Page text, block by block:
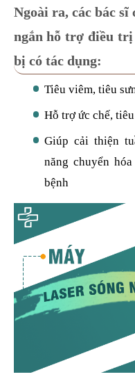
Ngoài ra, các bác sĩ
ngắn hỗ trợ điều
bị có tác dụng:
Tiêu viêm, tiêu
Hỗ trợ ức chế,
Giúp cải thiện
năng chuyển
bệnh